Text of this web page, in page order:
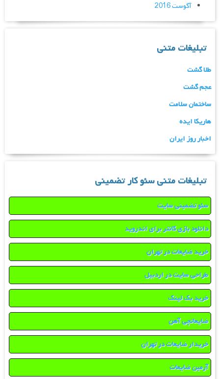
آگوست 2016
تبلیغات متنی
طلا گشت
عجم گشت
ساختمان سلامت
هاریکا ایده
اخبار روز ایران
تبلیغات متنی سئو کار تضمینی
سئو تضمینی سایت
دانلود بازی کانتر برای اندروید
خرید ضایعات در تهران
طراحی سایت در اردبیل
خرید بک لینک
ضایعاتچی آهن
خریدار ضایعات در تهران
آرمین ضایعات